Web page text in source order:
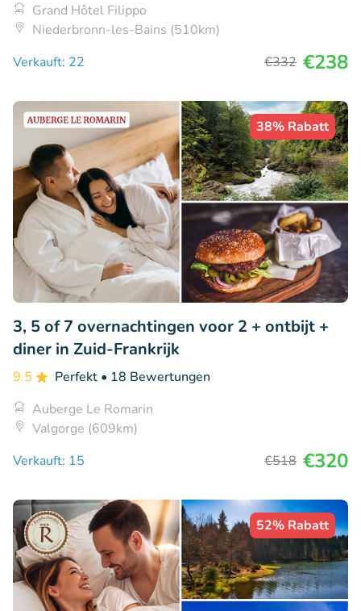
Grand Hôtel Filippo
Niederbronn-les-Bains (510km)
Verkauft: 22
€332 €238
38% Rabatt
3, 5 of 7 overnachtingen voor 2 + ontbijt +
diner in Zuid-Frankrijk
9.5 Perfekt • 18 Bewertungen
Auberge Le Romarin
Valgorge (609km)
Verkauft: 15
€518 €320
52% Rabatt